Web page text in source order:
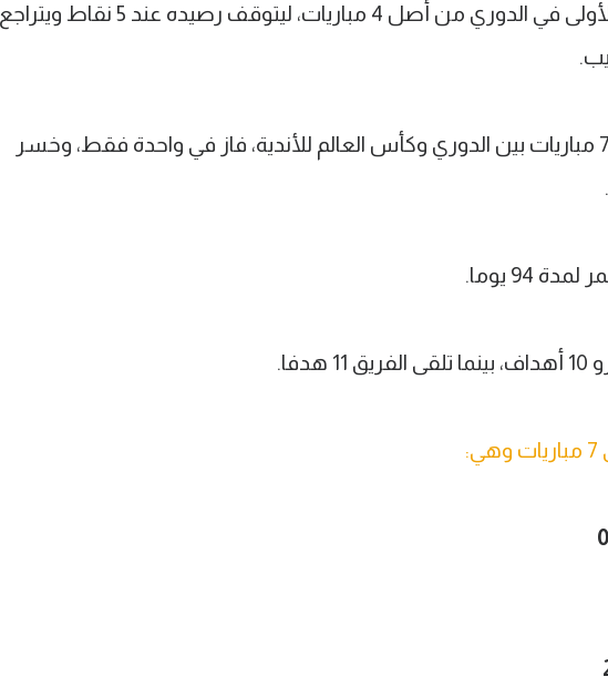
وتلقى الأهلي هزيمته الأولى في الدوري من أصل 4 مباريات، ليتوقف رصيده عند 5 نقاط ويتراجع
وقاد ريبيرو الأهلي في 7 مباريات بين الدوري وكأس العالم للأندية، فاز في واحدة فقط، وخسر
94 يوما.